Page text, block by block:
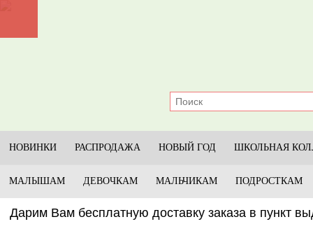
Условия
Размеры
НОВИНКИ РАСПРОДАЖА НОВЫЙ ГОД ШКОЛЬНАЯ
МАЛЫШАМ ДЕВОЧКАМ МАЛЬЧИКАМ ПОДРОСТКАМ
Вам бесплатную доставку заказа в пункт